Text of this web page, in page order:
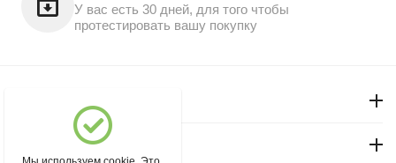
У вас есть 30 дней, для того чтобы
протестировать вашу покупку
Магазин "Северный"